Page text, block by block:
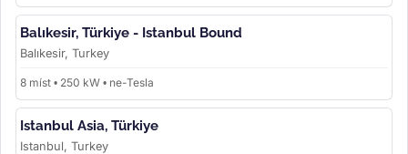
Balıkesir, Türkiye - Istanbul Bound
Balıkesir, Turkey
8 míst • 250 kW • ne-Tesla
Istanbul Asia, Türkiye
Istanbul, Turkey